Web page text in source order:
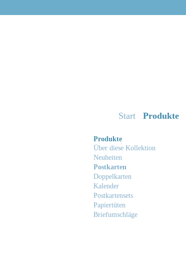
Start Produkte
Produkte
Über diese Kollektion
Neuheiten
Postkarten
Doppelkarten
Kalender
Postkartensets
Papiertüten
Briefumschläge